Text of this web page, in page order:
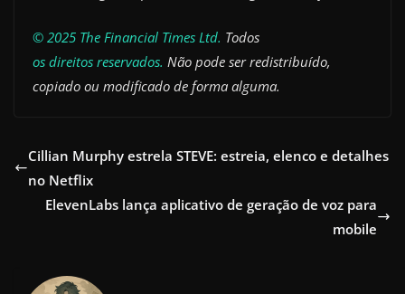
© 2025 The Financial Times Ltd. Todos
os direitos reservados. Não pode ser redistribuído,
copiado ou modificado de forma alguma.
Cillian Murphy estrela STEVE: estreia, elenco e detalhes
no Netflix
ElevenLabs lança aplicativo de geração de voz para
mobile